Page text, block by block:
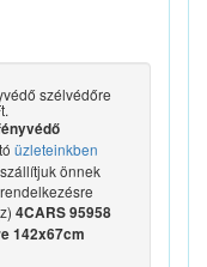
szélvédőre
üzleteinkben
önnek
4CARS 95958
142x67cm